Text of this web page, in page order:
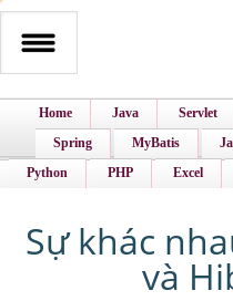
Home Java Servlet
Spring
MyBatis
Python
PHP Excel
Sự khác
và